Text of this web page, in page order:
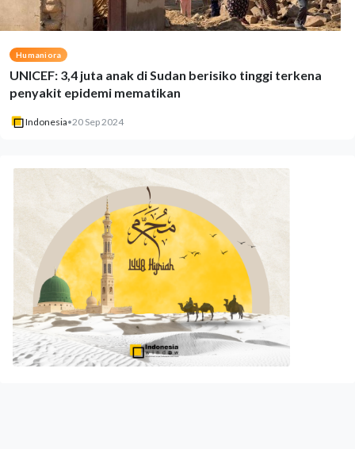
Humaniora
UNICEF: 3,4 juta anak di Sudan berisiko tinggi terkena
penyakit epidemi mematikan
Indonesia•20 Sep 2024